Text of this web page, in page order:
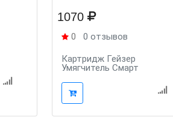
1070
0 0 отзывов
Картридж Гейзер
Умягчитель Смарт